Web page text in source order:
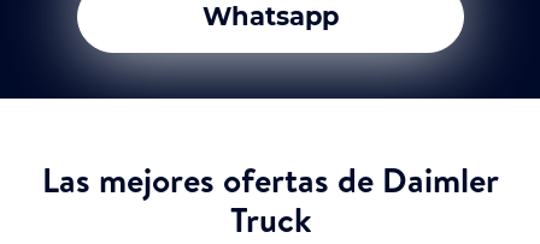
Whatsapp
Las mejores ofertas de Daimler
Truck